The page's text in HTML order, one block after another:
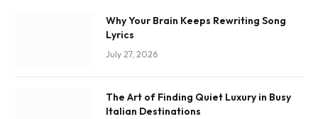
Why Your Brain Keeps Rewriting Song
Lyrics
July 27, 2026
The Art of Finding Quiet Luxury in Busy
Italian Destinations